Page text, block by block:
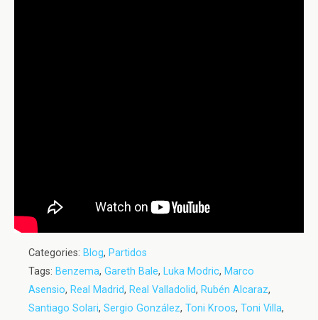
Categories: Blog, Partidos
Tags: Benzema, Gareth Bale, Luka Modric, Marco
Asensio, Real Madrid, Real Valladolid, Rubén Alcaraz,
Santiago Solari, Sergio González, Toni Kroos, Toni Villa,